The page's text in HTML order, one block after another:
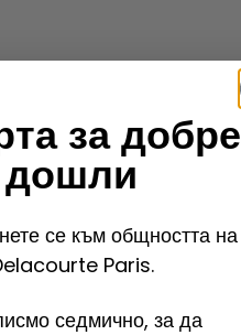
за добре
дошли
се към общността на
Paris.
седмично, за да